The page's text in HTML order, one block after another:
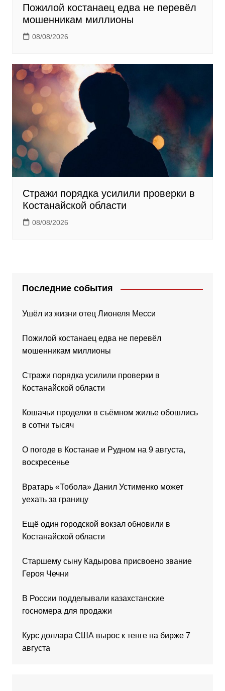
Пожилой костанаец едва не перевёл
мошенникам миллионы
08/08/2026
Стражи порядка усилили проверки в
Костанайской области
08/08/2026
Последние события
Ушёл из жизни отец Лионеля Месси
Пожилой костанаец едва не перевёл
мошенникам миллионы
Стражи порядка усилили проверки в
Костанайской области
Кошачьи проделки в съёмном жилье обошлись
в сотни тысяч
О погоде в Костанае и Рудном на 9 августа,
воскресенье
Вратарь «Тобола» Данил Устименко может
уехать за границу
Ещё один городской вокзал обновили в
Костанайской области
Старшему сыну Кадырова присвоено звание
Героя Чечни
В России подделывали казахстанские
госномера для продажи
Курс доллара США вырос к тенге на бирже 7
августа